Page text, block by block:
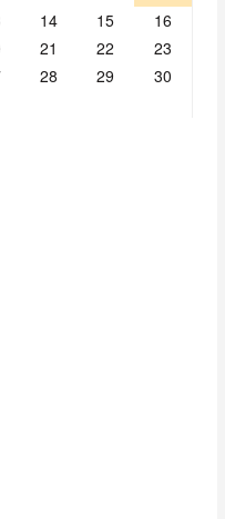
14 15
16
21 22
23
28 29
30